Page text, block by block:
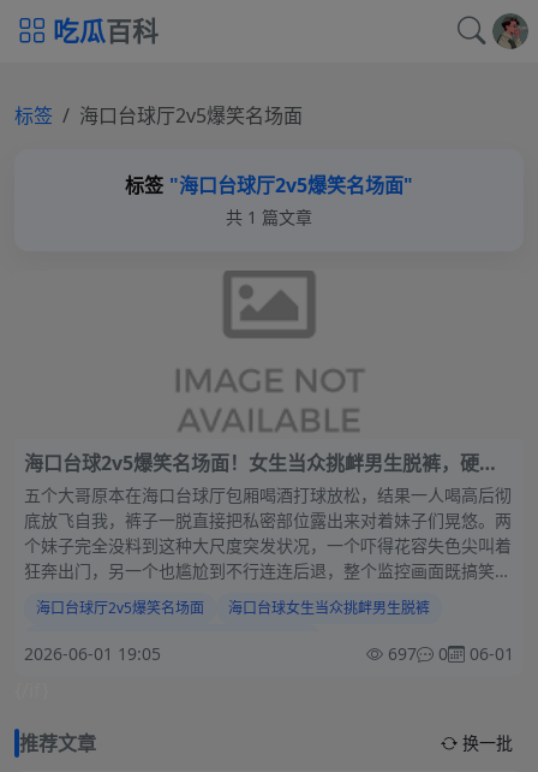
吃瓜百科
标签 海口台球厅2v5爆笑名场面
标签 "海口台球厅2v5爆笑名场面"
共 1 篇文章
海口台球2v5爆笑名场面！女生当众挑衅男生脱裤，硬核
兑现后当场社死低头
五个大哥原本在海口台球厅包厢喝酒打球放松，结果一人喝高后彻
底放飞自我，裤子一脱直接把私密部位露出来对着妹子们晃悠。两
个妹子完全没料到这种大尺度突发状况，一个吓得花容失色尖叫着
狂奔出门，另一个也尴尬到不行连连后退，整个监控画面既搞笑又
劲爆
海口台球厅2v5爆笑名场面
海口台球女生当众挑衅男生脱裤
2026-06-01 19:05 697 0 06-01
推荐文章
换一批